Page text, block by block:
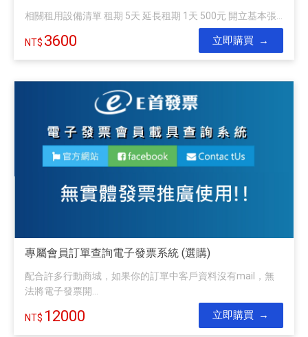
相關租用設備清單 租期 5天 延長租期 1天 500元 開立基本張...
3600 立即購買
專屬會員訂單查詢電子發票系統 (選購)
配合許多行動商城，如果你的訂單中客戶資料沒有mail，無
法將電子發票開...
12000 立即購買